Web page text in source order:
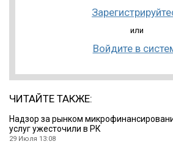
или
Войдите в
ЧИТАЙТЕ ТАКЖЕ:
Надзор за рынком
услуг ужесточили в РК
29 Июля 13:08